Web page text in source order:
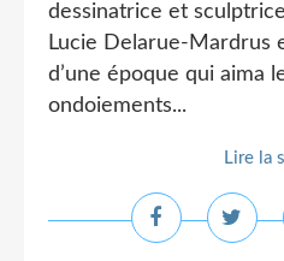
dessinatrice et
Lucie Delarue-Mardrus
d’une époque qui aima
ondoiements...
Lire la